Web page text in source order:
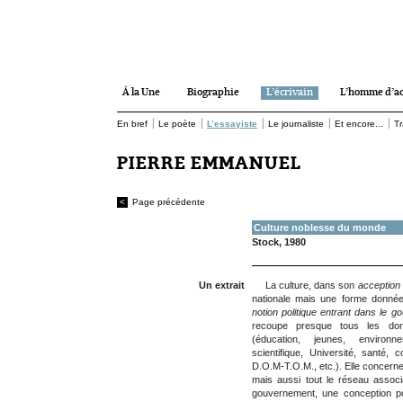
À la Une Biographie L’écrivain L’homme
En bref Le poète L’essayiste Le journaliste Et encore...
PIERRE EMMANUEL
< Page précédente
Culture noblesse du monde
Stock, 1980
Un extrait La culture, dans son
nationale mais une forme
notion politique entrant dans le
recoupe presque tous les
(éducation, jeunes,
scientifique, Université, santé,
D.O.M-T.O.M., etc.). Elle
mais aussi tout le réseau
gouvernement, une conception